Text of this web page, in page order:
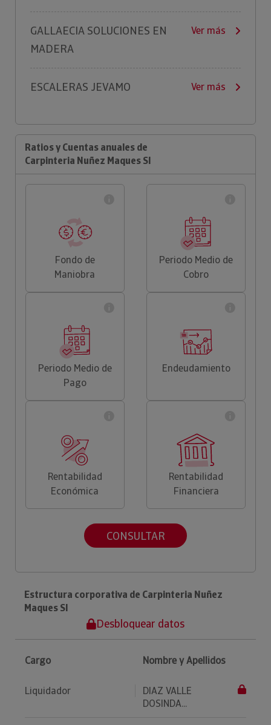
GALLAECIA SOLUCIONES EN
MADERA
Ver más
ESCALERAS JEVAMO Ver más
Ratios y Cuentas anuales de
Carpinteria Nuñez Maques Sl
Fondo de
Maniobra
Periodo Medio de
Cobro
Periodo Medio de
Pago
Endeudamiento
Rentabilidad
Económica
Rentabilidad
Financiera
CONSULTAR
Estructura corporativa de Carpinteria Nuñez
Maques Sl
Desbloquear datos
Cargo Nombre y Apellidos
Liquidador
DIAZ VALLE
DOSINDA...